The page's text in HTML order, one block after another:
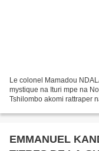
Le colonel Mamadou
mystique na Ituri mpe na
Tshilombo akomi rattraper
EMMANUEL